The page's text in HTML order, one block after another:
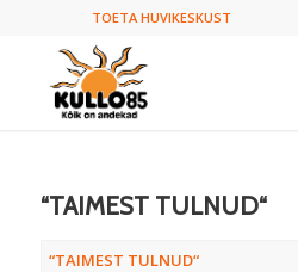
TOETA HUVIKESKUST
“TAIMEST TULNUD“
“TAIMEST TULNUD“